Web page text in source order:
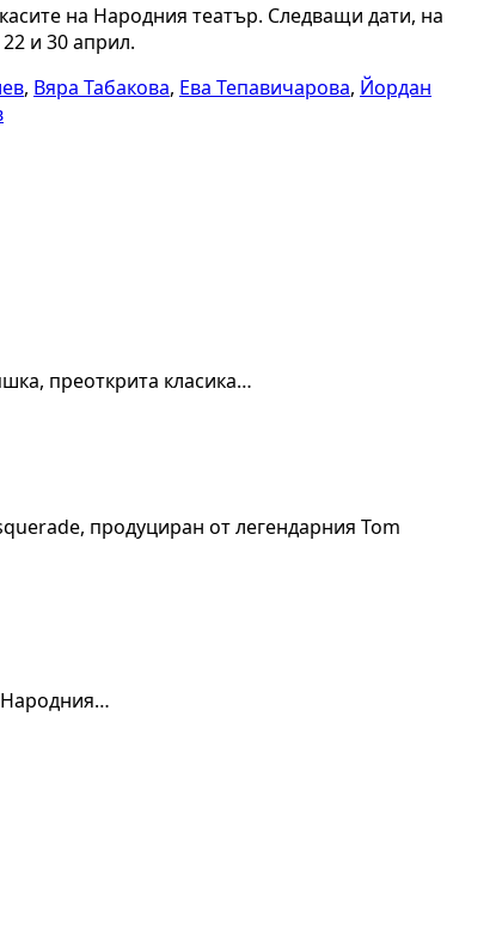
на Народния театър. Следващи дати, на
и 30 април.
, Вяра Табакова, Ева Тепавичарова, Йордан
преоткрита класика…
продуциран от легендарния Tom
Народния…